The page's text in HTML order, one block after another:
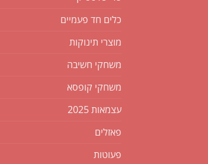
כלים חד פעמיים
מוצרי תינוקות
משחקי חשיבה
משחקי קופסא
עצמאות 2025
פאזלים
פעוטות